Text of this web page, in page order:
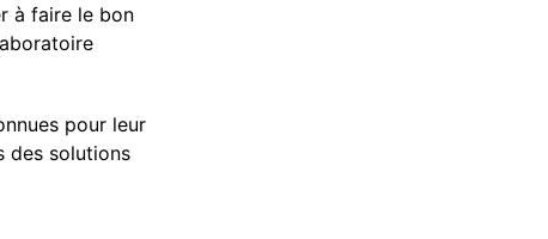
à faire le bon
pour leur
des solutions